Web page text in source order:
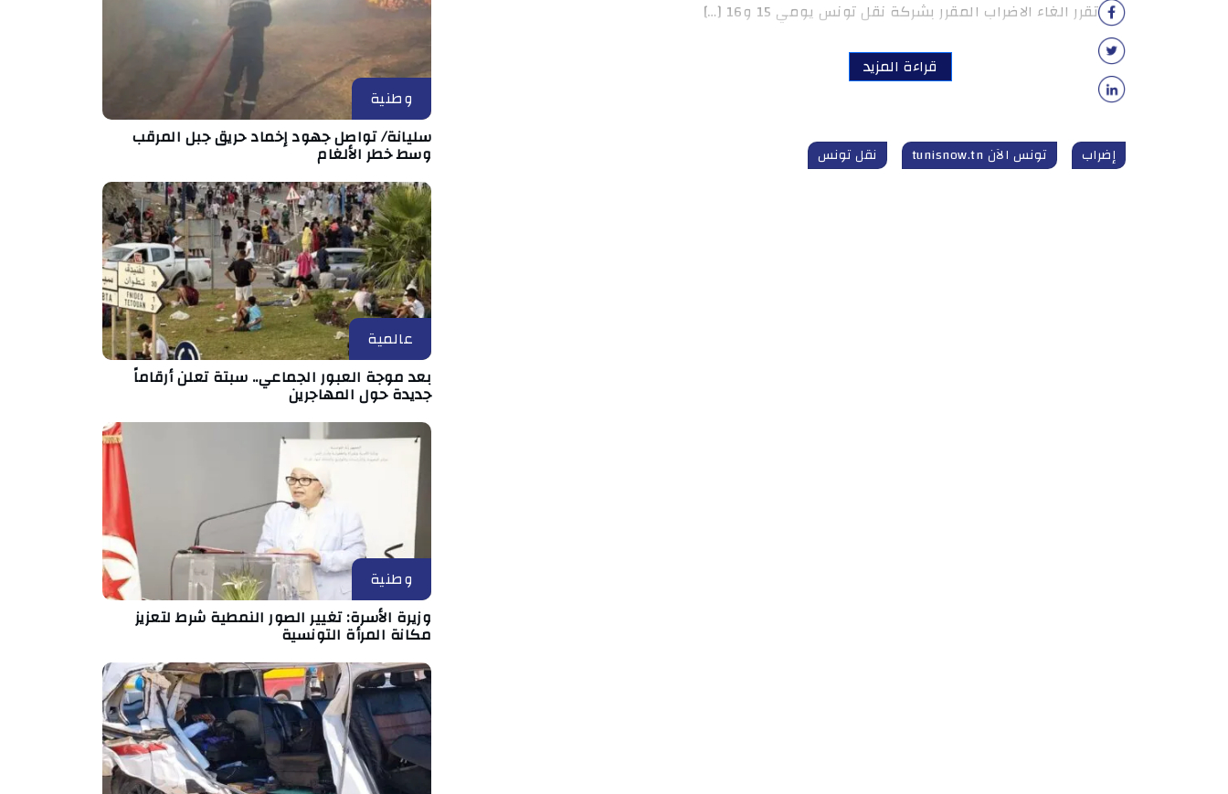
تقرر الغاء الاضراب المقرر بشركة نقل تونس يومي 15 و16 […]
قراءة المزيد
إضراب تونس الآن tunisnow.tn نقل تونس
وطنية
سليانة/ تواصل جهود إخماد حريق جبل المرقب
وسط خطر الألغام
عالمية
بعد موجة العبور الجماعي.. سبتة تعلن أرقاماً
جديدة حول المهاجرين
وطنية
وزيرة الأسرة: تغيير الصور النمطية شرط لتعزيز
مكانة المرأة التونسية